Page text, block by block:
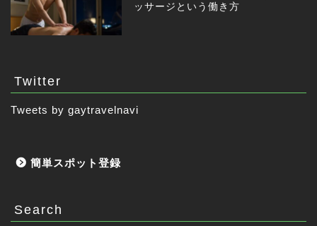
ッサージという働き方
Twitter
Tweets by gaytravelnavi
簡単スポット登録
Search